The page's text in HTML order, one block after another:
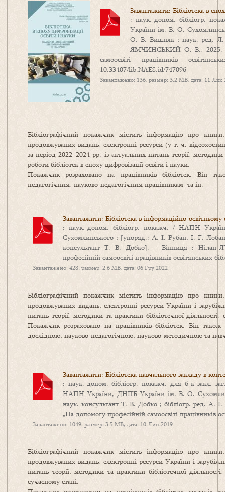
Завантажити: Бібліотека в
: наук.-допом. бібліогр.
України ім. В. О.
О. В. Вишняк ; наук. ред. Л.
ЯМЧИНСЬКИЙ О. В., 2025. –
самоосвіті працівників
10.33407/lib.NAES.id/747096
Завантажено: 136, размер: 3.2 MB, дата:
Бібліографічний покажчик містить інформацію про
продовжуваних видань, електронні ресурси (у т. ч.
за період 2022–2024 рр. із актуальних питань теорії, методики
роботи бібліотек в епоху цифровізації освіти і науки.
Покажчик розраховано на працівників бібліотек. Він
педагогічним, науково-педагогічним працівникам та ін.
Завантажити: Бібліотека в інформаційно-освітньому
: наук.-допом. бібліогр. покажч. / НАПН
Сухомлинського ; [упоряд.: А. І. Рубан, І. Г.
консультант Т. В. Добко]. – Вінниця :
професійній самоосвіті працівників освітянських
Завантажено: 428, размер: 2.6 MB, дата: 06.Гру.2022
Бібліографічний покажчик містить інформацію про
продовжуваних видань, електронні ресурси України і
питань теорії, методики та практики бібліотечної діяльності,
Покажчик розраховано на працівників бібліотек. Він
дослідною, науково-педагогічною, науково-методичною та
Завантажити: Бібліотека навчального закладу в
: наук.-допом. бібліогр. покажч. для б-к закл.
НАПН України, ДНПБ України ім. В. О.
наук. консультант Т. В. Добко ; бібліогр. ред. А.
„На допомогу професійній самоосвіті працівників
Завантажено: 1049, размер: 3.5 MB, дата: 10.Лип.2019
Бібліографічний покажчик містить інформацію про
продовжуваних видань, електронні ресурси України і
питань теорії, методики та практики бібліотечної
сучасному етапі.